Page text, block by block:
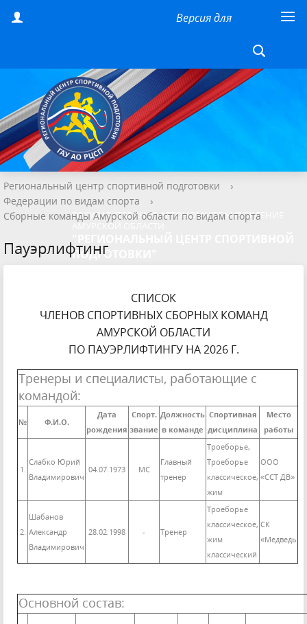
Версия для
ГОСУДАРСТВЕННОЕ АВТОНОМНОЕ УЧРЕЖДЕНИЕ
АМУРСКОЙ ОБЛАСТИ
ПОДГОТОВКИ"
Региональный центр спортивной подготовки
›
Федерации по видам спорта
›
Сборные команды Амурской области по видам спорта
Пауэрлифтинг
СПИСОК
ЧЛЕНОВ СПОРТИВНЫХ СБОРНЫХ КОМАНД
АМУРСКОЙ ОБЛАСТИ
ПО ПАУЭРЛИФТИНГУ НА 2026 Г.
Тренеры и специалисты, работающие с
командой:
№ Ф.И.О.
Дата
рождения
Спорт.
звание
Должность
в команде
Спортивная
дисциплина
Место
работы
1.
Слабко Юрий
Владимирович
04.07.1973 МС
Главный
тренер
Троеборье,
Троеборье
классическое,
жим
ООО
«ССТ ДВ»
2.
Шабанов
Александр
Владимирович
28.02.1998 - Тренер
Троеборье
классическое,
жим
классический
СК
«Медведь
Основной состав: